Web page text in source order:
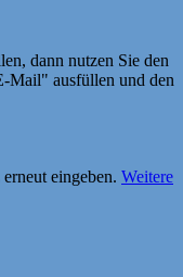
dann nutzen Sie den
Mail" ausfüllen und den
eingeben. Weitere